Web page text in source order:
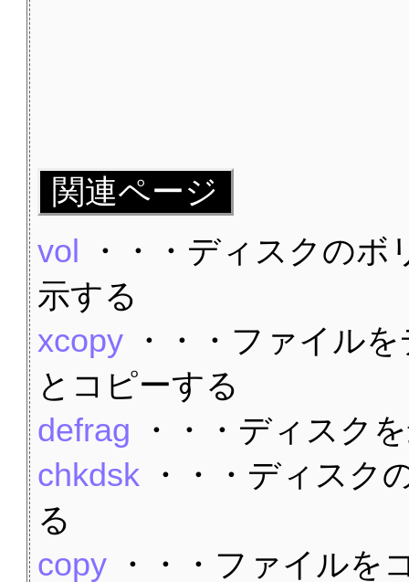
関連ページ
vol
・・・ディスクのボ
示する
xcopy ・・・ファイル
とコピーする
defrag ・・・ディスク
chkdsk ・・・ディスク
る
copy ・・・ファイルを